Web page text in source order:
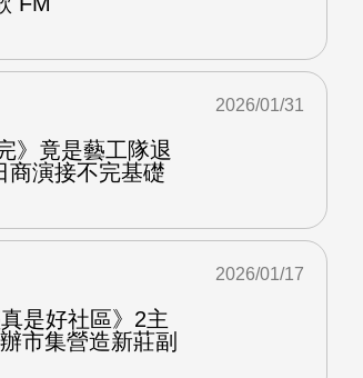
》竟是藝工隊退
商演接不完基礎
2026/01/31
是好社區》2主
市集營造新莊副
2026/01/17